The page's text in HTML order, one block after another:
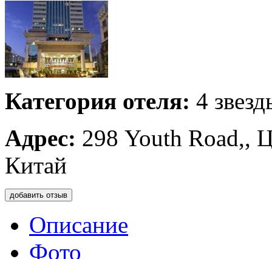
Категория отеля: 4
Адрес: 298 Youth Road,,
Китай
добавить отзыв
Описание
Фото